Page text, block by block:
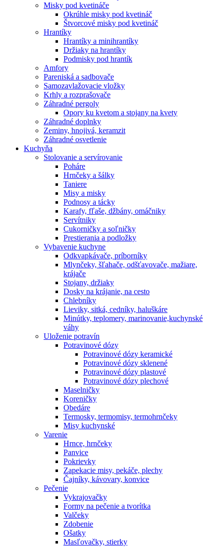
Misky pod kvetináče
Okrúhle misky pod kvetináč
Štvorcové misky pod kvetináč
Hrantíky
Hrantíky a minihrantíky
Držiaky na hrantíky
Podmisky pod hrantík
Amfory
Pareniská a sadbovače
Samozavlažovacie vložky
Krhly a rozprašovače
Záhradné pergoly
Opory ku kvetom a stojany na kvety
Záhradné doplnky
Zeminy, hnojivá, keramzit
Záhradné osvetlenie
Kuchyňa
Stolovanie a servírovanie
Poháre
Hrnčeky a šálky
Taniere
Misy a misky
Podnosy a tácky
Karafy, fľaše, džbány, omáčniky
Servítniky
Cukorničky a soľničky
Prestierania a podložky
Vybavenie kuchyne
Odkvapkávače, príborníky
Mlynčeky, šľahače, odšťavovače, mažiare,
krájače
Stojany, držiaky
Dosky na krájanie, na cesto
Chlebníky
Lieviky, sitká, cedníky, haluškáre
Minútky, teplomery, marinovanie,kuchynské
váhy
Uloženie potravín
Potravinové dózy
Potravinové dózy keramické
Potravinové dózy sklenené
Potravinové dózy plastové
Potravinové dózy plechové
Maselničky
Koreničky
Obedáre
Termosky, termomisy, termohrnčeky
Misy kuchynské
Varenie
Hrnce, hrnčeky
Panvice
Pokrievky
Zapekacie misy, pekáče, plechy
Čajníky, kávovary, konvice
Pečenie
Vykrajovačky
Formy na pečenie a tvorítka
Valčeky
Zdobenie
Ošatky
Masľovačky, stierky